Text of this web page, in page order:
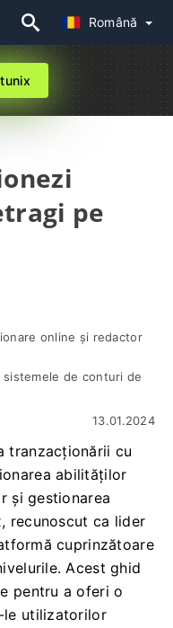
Română
pe
online și redactor
de conturi de
13.01.2024
tranzacționării cu
abilităților
și gestionarea
recunoscut ca lider
cuprinzătoare
Acest ghid
pentru a oferi o
le utilizatorilor